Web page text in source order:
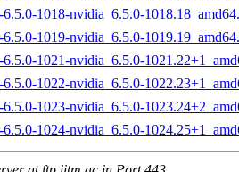
1018-nvidia_6.5.0-
1019-nvidia_6.5.0-
1021-nvidia_6.5.0-
1022-nvidia_6.5.0-
1023-nvidia_6.5.0-
1024-nvidia_6.5.0-